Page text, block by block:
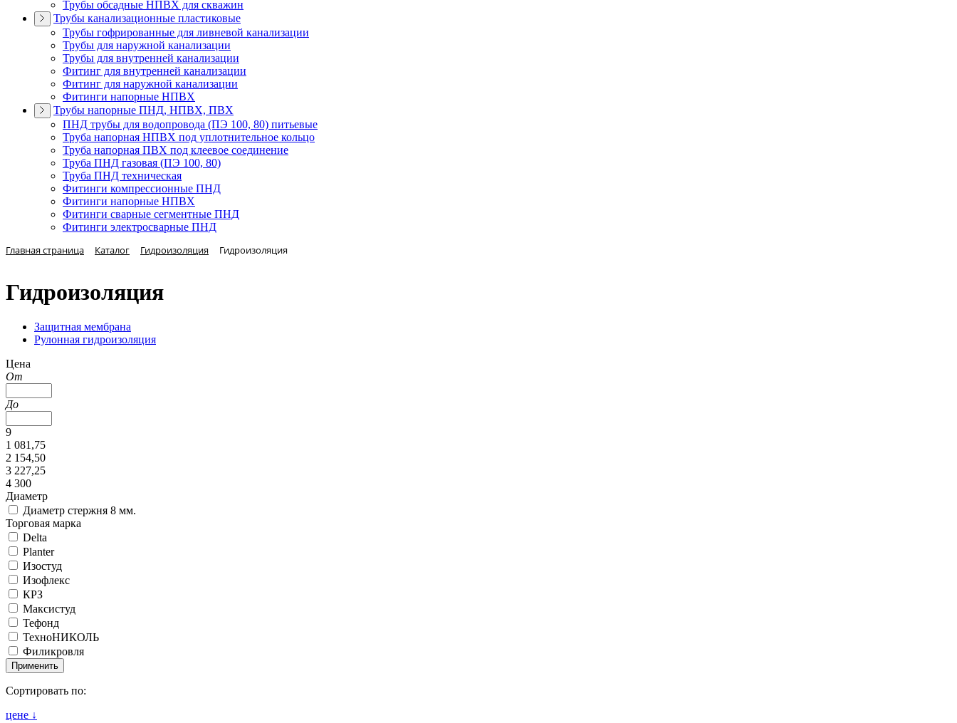
Трубы обсадные НПВХ для скважин
Трубы канализационные пластиковые
Трубы гофрированные для ливневой канализации
Трубы для наружной канализации
Трубы для внутренней канализации
Фитинг для внутренней канализации
Фитинг для наружной канализации
Фитинги напорные НПВХ
Трубы напорные ПНД, НПВХ, ПВХ
ПНД трубы для водопровода (ПЭ 100, 80) питьевые
Труба напорная НПВХ под уплотнительное кольцо
Труба напорная ПВХ под клеевое соединение
Труба ПНД газовая (ПЭ 100, 80)
Труба ПНД техническая
Фитинги компрессионные ПНД
Фитинги напорные НПВХ
Фитинги сварные сегментные ПНД
Фитинги электросварные ПНД
Главная страница Каталог Гидроизоляция Гидроизоляция
Гидроизоляция
Защитная мембрана
Рулонная гидроизоляция
Цена
От
До
9
1 081,75
2 154,50
3 227,25
4 300
Диаметр
Диаметр стержня 8 мм.
Торговая марка
Delta
Planter
Изостуд
Изофлекс
КРЗ
Максистуд
Тефонд
ТехноНИКОЛЬ
Филикровля
Применить
Сортировать по:
цене ↓